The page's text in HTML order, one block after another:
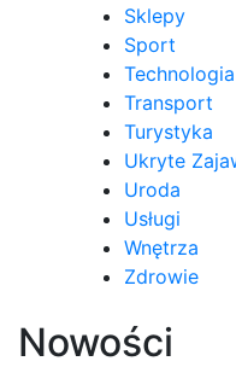
Sklepy
Sport
Technologia
Transport
Turystyka
Ukryte
Uroda
Usługi
Wnętrza
Zdrowie
Nowości